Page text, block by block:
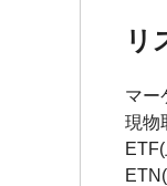
リ
マー
現物